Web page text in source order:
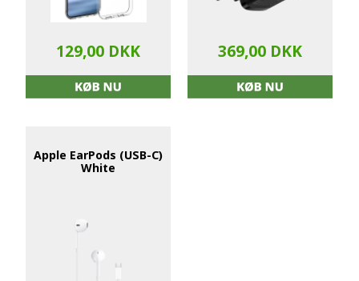
129,00 DKK 369,00 DKK
Apple EarPods (USB-C)
White